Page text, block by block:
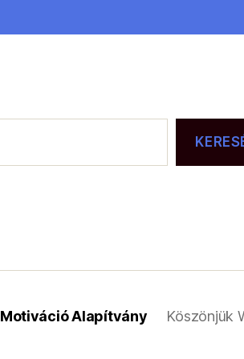
Motiváció Alapítvány Köszönjük